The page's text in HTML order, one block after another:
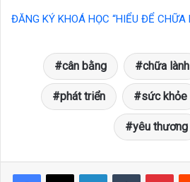
ĐĂNG KÝ KHOÁ HỌC “HIỂU ĐỂ CHỮA
cân bằng chữa lành
phát triển sức khỏe
yêu thương
LinkedInTumblr